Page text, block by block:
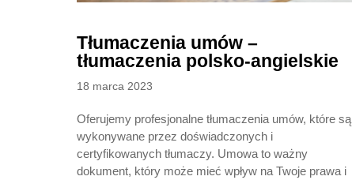
Tłumaczenia umów –
tłumaczenia polsko-angielskie
Posted
18 marca 2023
Oferujemy profesjonalne tłumaczenia umów, które są
wykonywane przez doświadczonych i
certyfikowanych tłumaczy. Umowa to ważny
dokument, który może mieć wpływ na Twoje prawa i